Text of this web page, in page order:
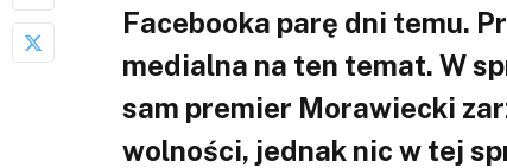
Facebooka parę dni temu.
medialna na ten temat. W
sam premier Morawiecki
wolności, jednak nic w tej